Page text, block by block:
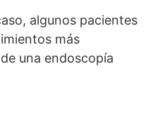
algunos pacientes
más
una endoscopía